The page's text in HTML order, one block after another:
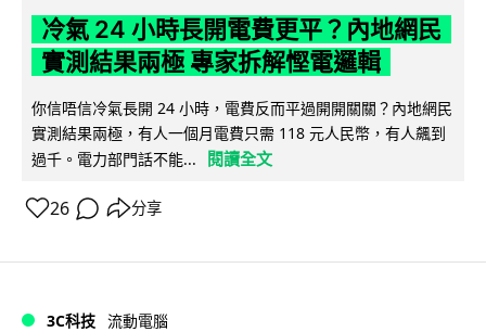
冷氣 24 小時長開電費更平？內地網民
實測結果兩極 專家拆解慳電邏輯
你信唔信冷氣長開 24 小時，電費反而平過開開關關？內地網民
實測結果兩極，有人一個月電費只需 118 元人民幣，有人飆到
過千。電力部門話不能...
閱讀全文
26 分享
3C科技 流動電腦